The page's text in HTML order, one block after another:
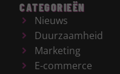
CATEGORIEËN
Nieuws
Duurzaamheid
Marketing
E-commerce